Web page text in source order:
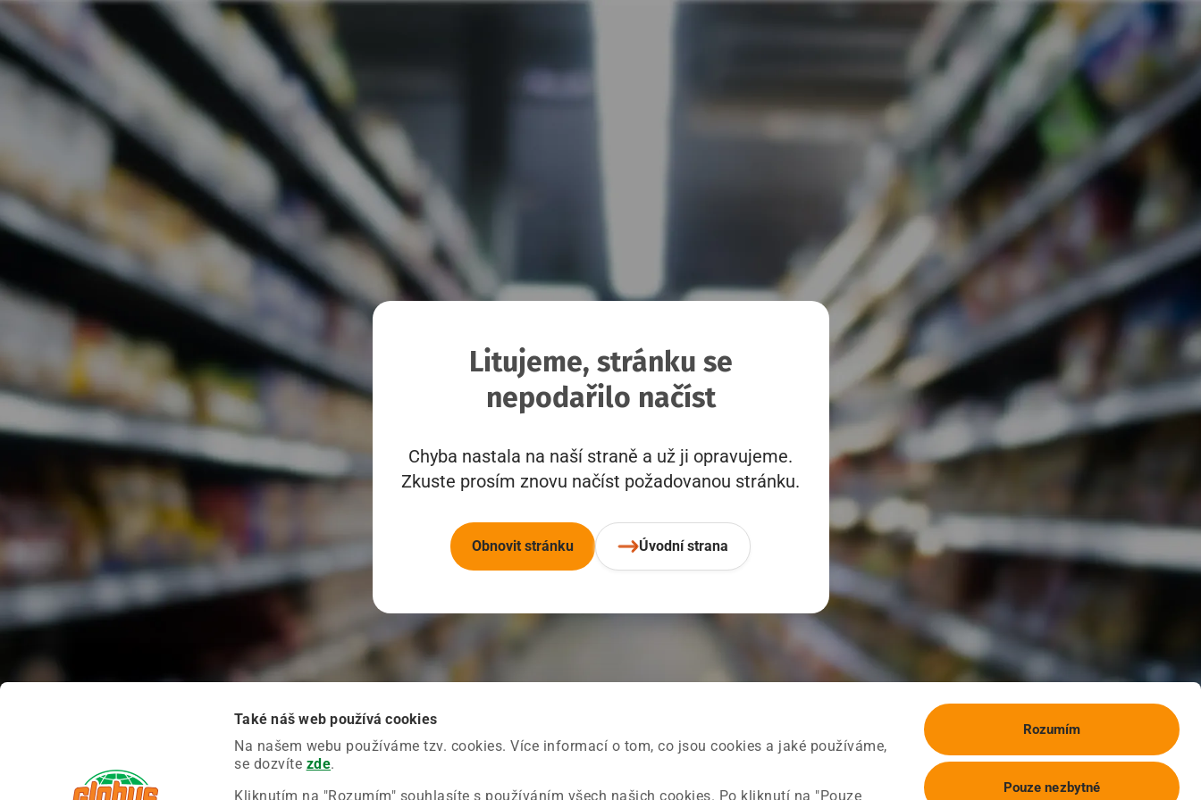
Také náš web používá cookies
Na našem webu používáme tzv. cookies. Více informací o tom, co jsou cookies a jaké používáme,
se dozvíte zde.
Kliknutím na "Rozumím" souhlasíte s používáním všech našich cookies. Po kliknutí na "Pouze
Rozumím
Pouze nezbytné
Litujeme, stránku se
nepodařilo načíst
Chyba nastala na naší straně a už ji opravujeme.
Zkuste prosím znovu načíst požadovanou stránku.
Obnovit stránku Úvodní strana